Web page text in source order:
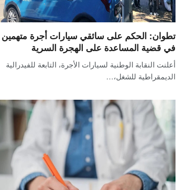
تطوان: الحكم على سائقي سيارات أجرة متهمين
في قضية المساعدة على الهجرة السرية
أعلنت النقابة الوطنية لسيارات الأجرة، التابعة للفيدرالية
الديمقراطية للشغل،…